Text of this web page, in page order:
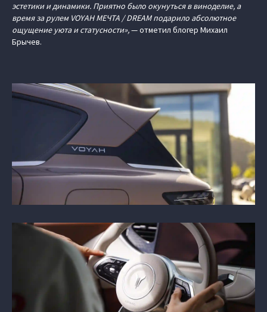
эстетики и динамики. Приятно было окунуться в виноделие, а
время за рулем VOYAH МЕЧТА / DREAM подарило абсолютное
ощущение уюта и статусности»,— отметил блогер Михаил
Брычев.